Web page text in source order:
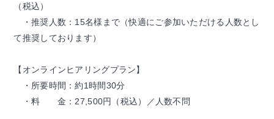
（税込）
・推奨人数：15名様まで（快適にご参加いただける人数とし
て推奨しております）
【オンラインヒアリングプラン】
・所要時間：約1時間30分
・料 金：27,500円（税込）／人数不問